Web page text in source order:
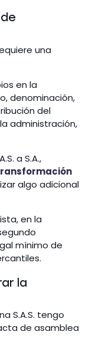
una
en la
denominación,
del
administración,
a S.A.,
algo adicional
en la
mínimo de
la
S.A.S. tengo
de asamblea